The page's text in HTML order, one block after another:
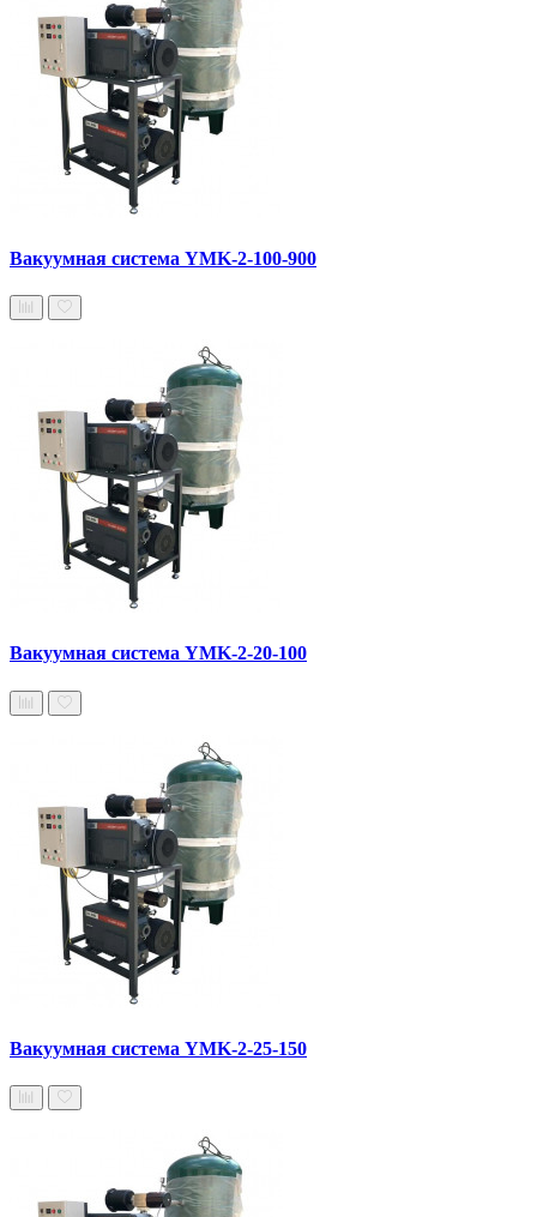
Вакуумная система YMK-2-100-900
Вакуумная система YMK-2-20-100
Вакуумная система YMK-2-25-150